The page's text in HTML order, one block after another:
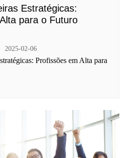
Estratégicas:
para o Futuro
2025-02-06
Profissões em Alta para